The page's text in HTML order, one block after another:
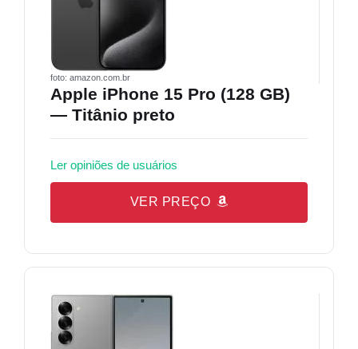
foto: amazon.com.br
Apple iPhone 15 Pro (128 GB)
— Titânio preto
Ler opiniões de usuários
VER PREÇO